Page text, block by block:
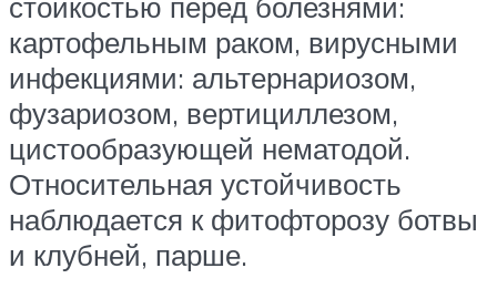
картофельным раком, вирусными
инфекциями: альтернариозом,
фузариозом, вертициллезом,
цистообразующей нематодой.
Относительная устойчивость
наблюдается к фитофторозу ботвы
и клубней, парше.